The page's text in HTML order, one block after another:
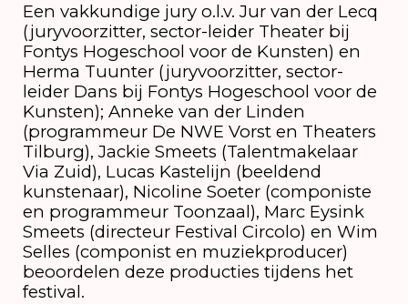
Een vakkundige jury o.l.v. Jur van der Lecq
(juryvoorzitter, sector-leider Theater bij
Fontys Hogeschool voor de Kunsten) en
Herma Tuunter (juryvoorzitter, sector-
leider Dans bij Fontys Hogeschool voor de
Kunsten); Anneke van der Linden
(programmeur De NWE Vorst en Theaters
Tilburg), Jackie Smeets (Talentmakelaar
Via Zuid), Lucas Kastelijn (beeldend
kunstenaar), Nicoline Soeter (componiste
en programmeur Toonzaal), Marc Eysink
Smeets (directeur Festival Circolo) en Wim
Selles (componist en muziekproducer)
beoordelen deze producties tijdens het
festival.